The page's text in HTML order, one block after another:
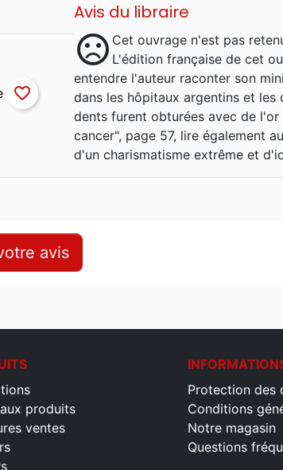
Avis du libraire
sentiment_dissatisfied Cet ouvrage n'est pas
L'édition française de cet
entendre l'auteur raconter son
dans les hôpitaux argentins et les
dents furent obturées avec de
cancer", page 57, lire également
d'un charismatisme extrême et
favorite_border
avis
produits
ventes
Protection des
Conditions
Notre magasin
Questions